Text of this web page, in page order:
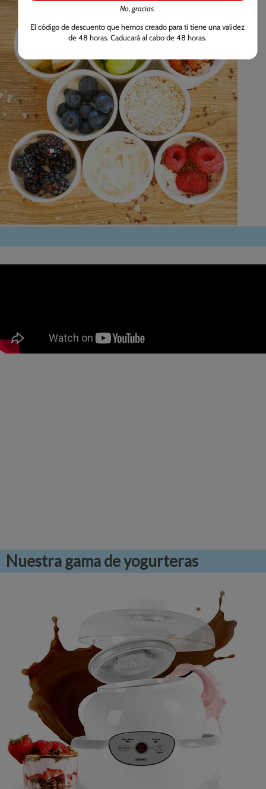
Nuestra gama de yogurteras
No, gracias.
El código de descuento que hemos creado para ti tiene una validez
de 48 horas. Caducará al cabo de 48 horas.